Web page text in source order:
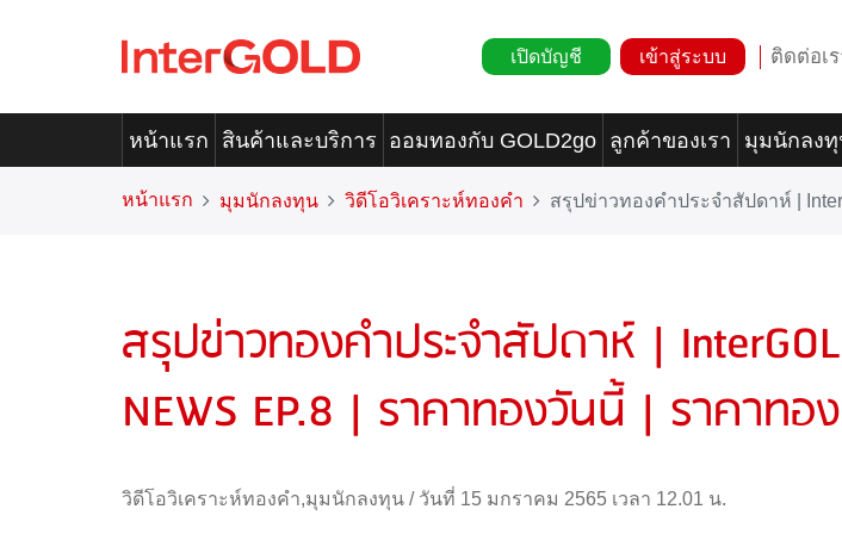
เปิดบัญชี เข้าสู่ระบบ ติดต่อเร
หน้าแรก สินค้าและบริการ ออมทองกับ GOLD2go ลูกค้าของเรา มุมนักลง
หน้าแรก มุมนักลงทุน วิดีโอวิเคราะห์ทองคำ สรุปข่าวทองคำประจำสัปดาห์ |
สรุปข่าวทองคำประจำสัปดาห์ |
NEWS EP.8 | ราคาทองวันนี้ | ราคาทอ
วิดีโอวิเคราะห์ทองคำ,มุมนักลงทุน / วันที่ 15 มกราคม 2565 เวลา 12.01 น.